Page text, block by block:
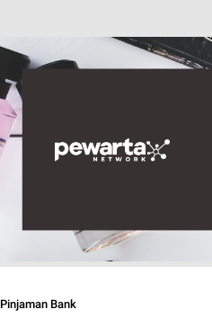
Pinjaman Bank